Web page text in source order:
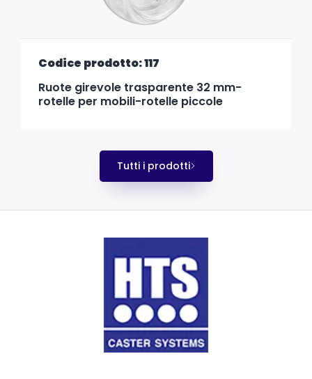
Codice prodotto: 117
Ruote girevole trasparente 32 mm-
rotelle per mobili-rotelle piccole
Tutti i prodotti